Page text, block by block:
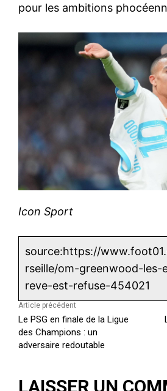
pour les ambitions
Icon Sport
source:https://
rseille/om-greenwood-les-
reve-est-refuse-454021
Article précédent
Le PSG en finale de la Ligue
des Champions : un
adversaire redoutable
LAISSER UN